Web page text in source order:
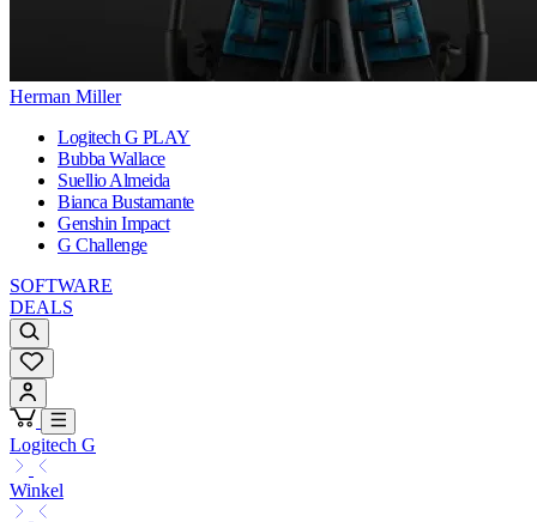
Herman Miller
Logitech G PLAY
Bubba Wallace
Suellio Almeida
Bianca Bustamante
Genshin Impact
G Challenge
SOFTWARE
DEALS
Logitech G
Winkel